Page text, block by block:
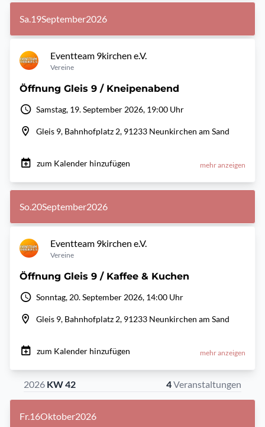
Sa.19September2026
Eventteam 9kirchen e.V.
Vereine
Öffnung Gleis 9 / Kneipenabend
Samstag, 19. September 2026, 19:00 Uhr
Gleis 9, Bahnhofplatz 2, 91233 Neunkirchen am Sand
zum Kalender hinzufügen mehr anzeigen
So.20September2026
Eventteam 9kirchen e.V.
Vereine
Öffnung Gleis 9 / Kaffee & Kuchen
Sonntag, 20. September 2026, 14:00 Uhr
Gleis 9, Bahnhofplatz 2, 91233 Neunkirchen am Sand
zum Kalender hinzufügen mehr anzeigen
2026 KW 42 4Veranstaltungen
Fr.16Oktober2026